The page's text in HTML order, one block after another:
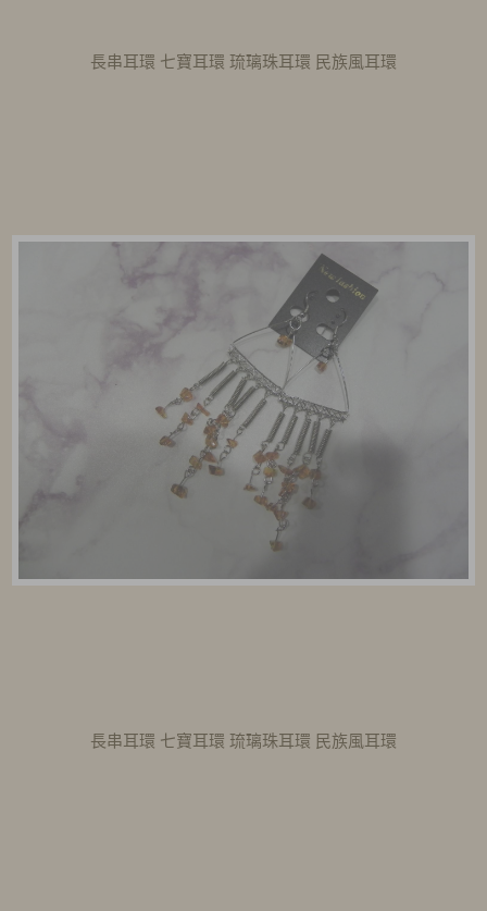
長串耳環 七寶耳環 琉璃珠耳環 民族風耳環
長串耳環 七寶耳環 琉璃珠耳環 民族風耳環